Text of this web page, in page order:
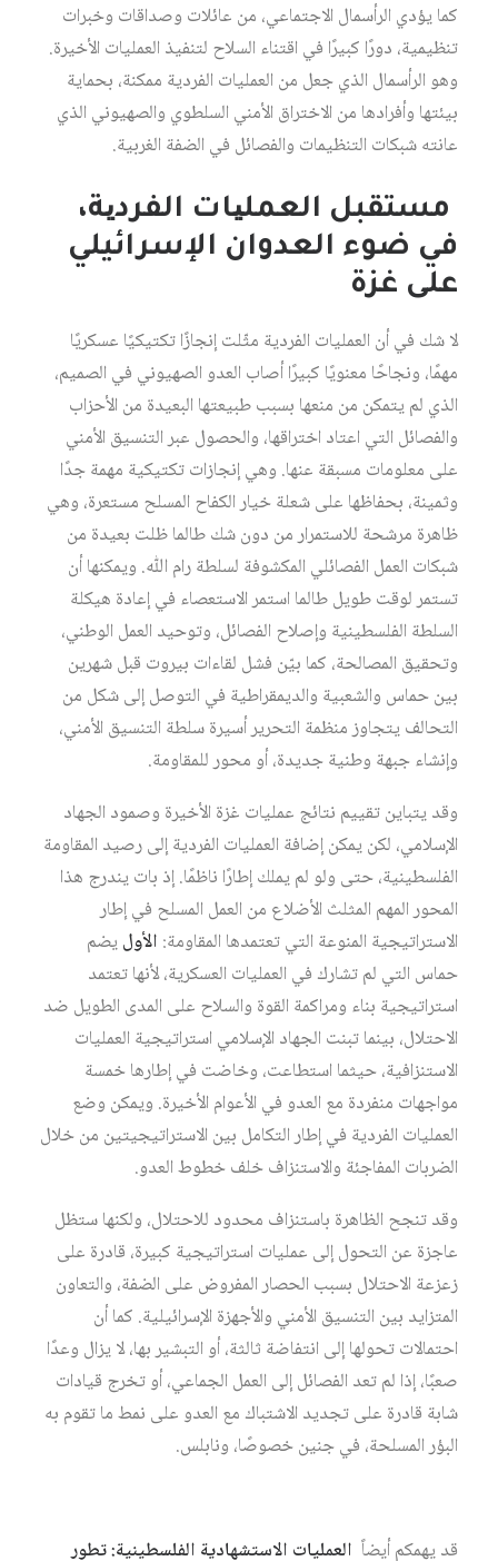
كما یؤدي الرأسمال الاجتماعي، من عائلات وصداقات وخبرات
تنظیمیة، دورًا كبیرًا في اقتناء السلاح لتنفیذ العملیات الأخیرة.
وھو الرأسمال الذي جعل من العملیات الفردیة ممكنة، بحمایة
بیئتھا وأفرادھا من الاختراق الأمني السلطوي والصھیوني الذي
عانته شبكات التنظیمات والفصائل في الضفة الغربیة.
مستقبل العملیات الفردیة،
في ضوء العدوان الإسرائيلي
على غزة
لا شك في أن العملیات الفردیة مثّلت إنجازًا تكتیكیًا عسكریًا
مھمًا، ونجاحًا معنویًا كبیرًا أصاب العدو الصھیوني في الصمیم،
الذي لم یتمكن من منعھا بسبب طبیعتھا البعیدة من الأحزاب
والفصائل التي اعتاد اختراقھا، والحصول عبر التنسیق الأمني
على معلومات مسبقة عنھا. وھي إنجازات تكتیكیة مھمة جدًا
وثمینة، بحفاظھا على شعلة خیار الكفاح المسلح مستعرة، وھي
ظاھرة مرشحة للاستمرار من دون شك طالما ظلت بعیدة من
شبكات العمل الفصائلي المكشوفة لسلطة رام ﷲ. ویمكنھا أن
تستمر لوقت طویل طالما استمر الاستعصاء في إعادة ھیكلة
السلطة الفلسطینیة وإصلاح الفصائل، وتوحید العمل الوطني،
وتحقیق المصالحة، كما بيّن فشل لقاءات بيروت قبل شهرين
بين حماس والشعبية والديمقراطية في التوصل إلى شكل من
التحالف يتجاوز منظمة التحرير أسيرة سلطة التنسيق الأمني،
وإنشاء جبهة وطنية جديدة، أو محور للمقاومة.
وقد يتباين تقييم نتائج عمليات غزة الأخيرة وصمود الجهاد
الإسلامي، لكن يمكن إضافة العمليات الفردية إلى رصيد المقاومة
الفلسطينية، حتى ولو لم يملك إطارًا ناظمًا. إذ بات يندرج هذا
المحور المهم المثلث الأضلاع من العمل المسلح في إطار
الاستراتيجية المنوعة التي تعتمدها المقاومة: الأوليضم
حماس التي لم تشارك في العمليات العسكرية، لأنها تعتمد
استراتيجية بناء ومراكمة القوة والسلاح على المدى الطويل ضد
الاحتلال، بينما تبنت الجهاد الإسلامي استراتيجية العمليات
الاستنزافية، حيثما استطاعت، وخاضت في إطارها خمسة
مواجهات منفردة مع العدو في الأعوام الأخيرة. ويمكن وضع
العمليات الفردية في إطار التكامل بين الاستراتيجيتين من خلال
الضربات المفاجئة والاستنزاف خلف خطوط العدو.
وقد تنجح الظاھرة باستنزاف محدود للاحتلال، ولكنھا ستظل
عاجزة عن التحول إلى عملیات استراتیجیة كبیرة، قادرة على
زعزعة الاحتلال بسبب الحصار المفروض على الضفة، والتعاون
المتزاید بین التنسیق الأمني والأجھزة الإسرائیلیة. كما أن
احتمالات تحولھا إلى انتفاضة ثالثة، أو التبشیر بھا، لا یزال وعدًا
صعبًا، إذا لم تعد الفصائل إلى العمل الجماعي، أو تخرج قیادات
شابة قادرة على تجدید الاشتباك مع العدو على نمط ما تقوم به
البؤر المسلحة، في جنین خصوصًا، ونابلس.
قد يهمكم أيضاً العمليات الاستشهادية الفلسطينية: تطور